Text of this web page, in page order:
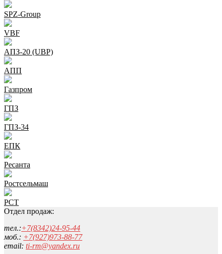
SPZ-Group
VBF
АПЗ-20 (UBP)
АПП
Газпром
ГПЗ
ГПЗ-34
ЕПК
Ресанта
Ростсельмаш
РСТ
Отдел продаж:
тел.:+7(8342)24-95-44
моб.: +7(927)973-88-77
email: ti-rm@yandex.ru